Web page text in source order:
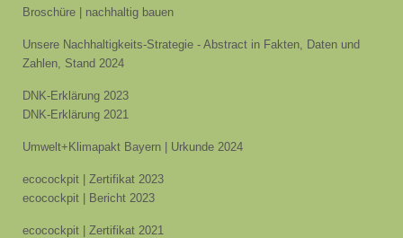
Broschüre | nachhaltig bauen
Unsere Nachhaltigkeits-Strategie - Abstract in Fakten, Daten und
Zahlen, Stand 2024
DNK-Erklärung 2023
DNK-Erklärung 2021
Umwelt+Klimapakt Bayern | Urkunde 2024
ecocockpit | Zertifikat 2023
ecocockpit | Bericht 2023
ecocockpit | Zertifikat 2021